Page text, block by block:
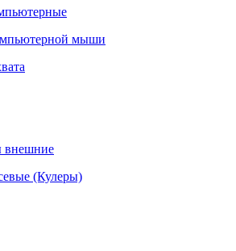
мыши
внешние
(Кулеры)